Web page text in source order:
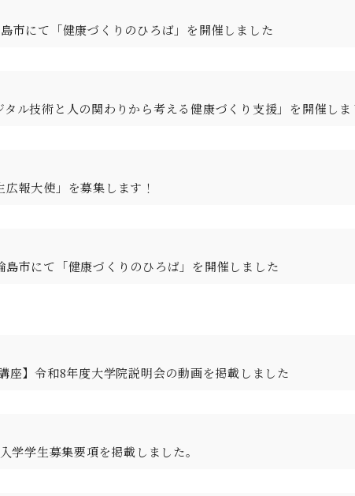
市にて「健康づくりのひろば」を開催しました
ル技術と人の関わりから考える健康づくり支援」を開催しま
報大使」を募集します！
市にて「健康づくりのひろば」を開催しました
座】令和8年度大学院説明会の動画を掲載しました
学学生募集要項を掲載しました。